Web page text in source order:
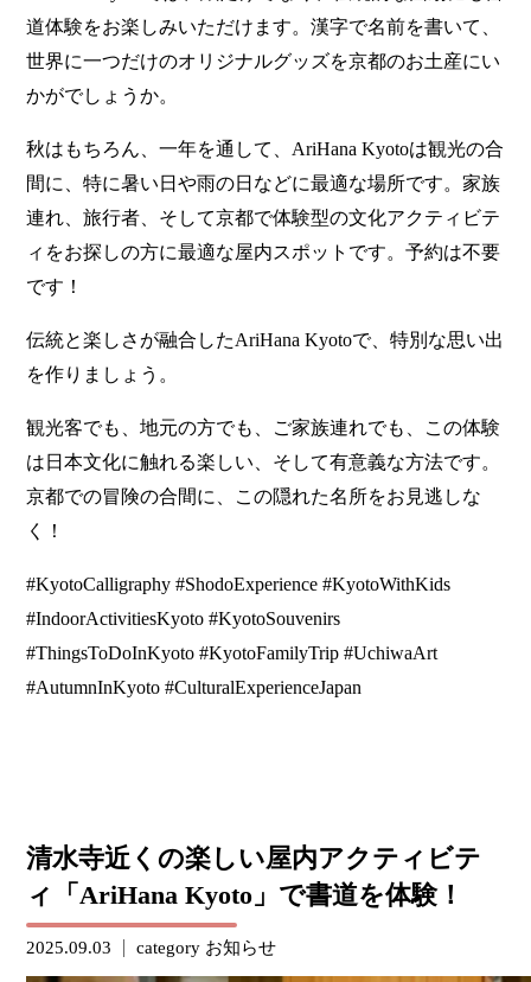
道体験をお楽しみいただけます。漢字で名前を書いて、
世界に一つだけのオリジナルグッズを京都のお土産にい
かがでしょうか。
秋はもちろん、一年を通して、AriHana Kyotoは観光の合
間に、特に暑い日や雨の日などに最適な場所です。家族
連れ、旅行者、そして京都で体験型の文化アクティビテ
ィをお探しの方に最適な屋内スポットです。予約は不要
です！
伝統と楽しさが融合したAriHana Kyotoで、特別な思い出
を作りましょう。
観光客でも、地元の方でも、ご家族連れでも、この体験
は日本文化に触れる楽しい、そして有意義な方法です。
京都での冒険の合間に、この隠れた名所をお見逃しな
く！
#KyotoCalligraphy #ShodoExperience #KyotoWithKids
#IndoorActivitiesKyoto #KyotoSouvenirs
#ThingsToDoInKyoto #KyotoFamilyTrip #UchiwaArt
#AutumnInKyoto #CulturalExperienceJapan
清水寺近くの楽しい屋内アクティビテ
ィ「AriHana Kyoto」で書道を体験！
2025.09.03 category お知らせ